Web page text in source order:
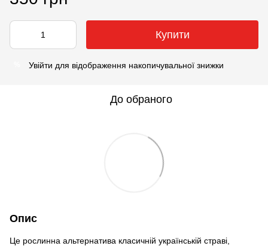
Купити
Увійти для відображення накопичувальної знижки
До обраного
Опис
Це рослинна альтернатива класичній українській страві,